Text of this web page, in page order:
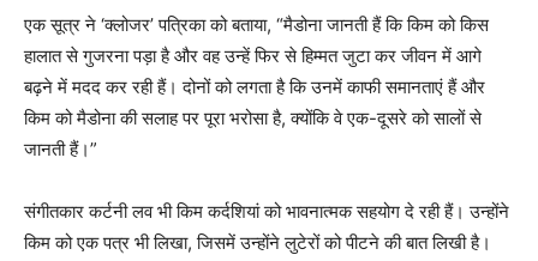
एक सूत्र ने ‘क्लोजर’ पत्रिका को बताया, “मैडोना जानती हैं कि किम को किस
हालात से गुजरना पड़ा है और वह उन्हें फिर से हिम्मत जुटा कर जीवन में आगे
बढ़ने में मदद कर रही हैं। दोनों को लगता है कि उनमें काफी समानताएं हैं और
किम को मैडोना की सलाह पर पूरा भरोसा है, क्योंकि वे एक-दूसरे को सालों से
जानती हैं।”
संगीतकार कर्टनी लव भी किम कर्दशियां को भावनात्मक सहयोग दे रही हैं। उन्होंने
किम को एक पत्र भी लिखा, जिसमें उन्होंने लुटेरों को पीटने की बात लिखी है।